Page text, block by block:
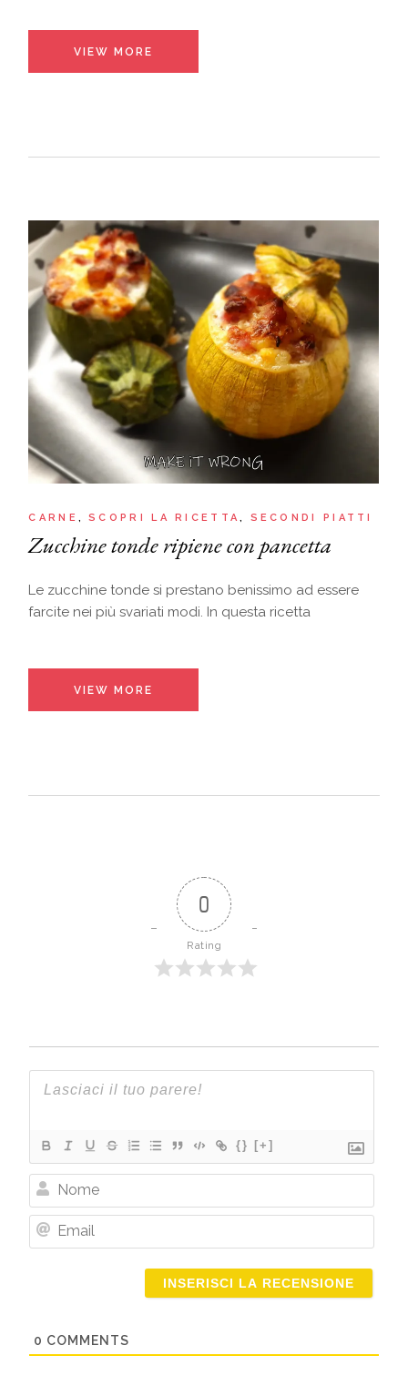
VIEW MORE
CARNE SCOPRI LA RICETTA SECONDI PIATTI
Zucchine tonde ripiene con pancetta
Le zucchine tonde si prestano benissimo ad essere
farcite nei più svariati modi. In questa ricetta
VIEW MORE
0
Rating
{} [+]
Nome
0 COMMENTS